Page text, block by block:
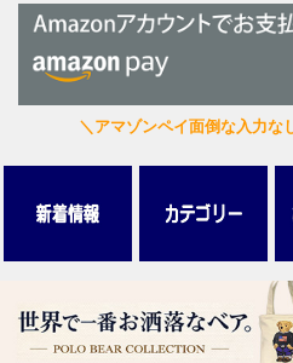
＼アマゾンペイ面倒な入力な